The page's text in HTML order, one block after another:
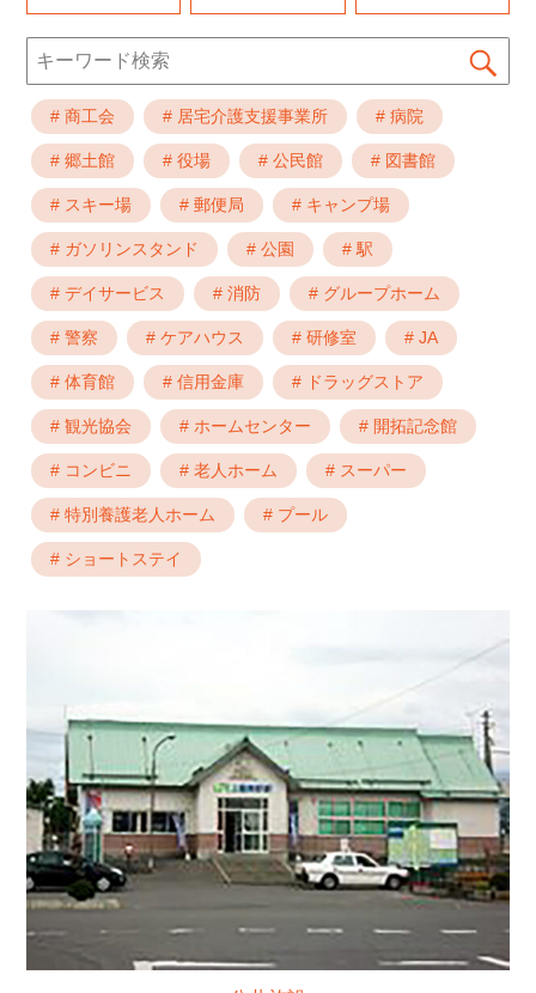
Search
for:
# 商工会 # 居宅介護支援事業所 # 病院
# 郷土館 # 役場 # 公民館 # 図書館
# スキー場 # 郵便局 # キャンプ場
# ガソリンスタンド # 公園 # 駅
# デイサービス # 消防 # グループホーム
# 警察 # ケアハウス # 研修室 # JA
# 体育館 # 信用金庫 # ドラッグストア
# 観光協会 # ホームセンター # 開拓記念館
# コンビニ # 老人ホーム # スーパー
# 特別養護老人ホーム # プール
# ショートステイ